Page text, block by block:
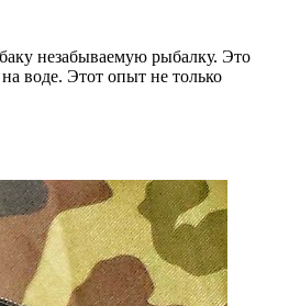
незабываемую рыбалку. Это
воде. Этот опыт не только